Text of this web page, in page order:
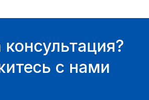
с нами